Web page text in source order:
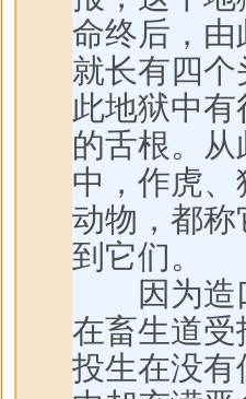
命终后，
就长有四
此地狱中
的舌根。
中，作虎
动物，都
到它们。
因为造口
在畜生道
投生在没